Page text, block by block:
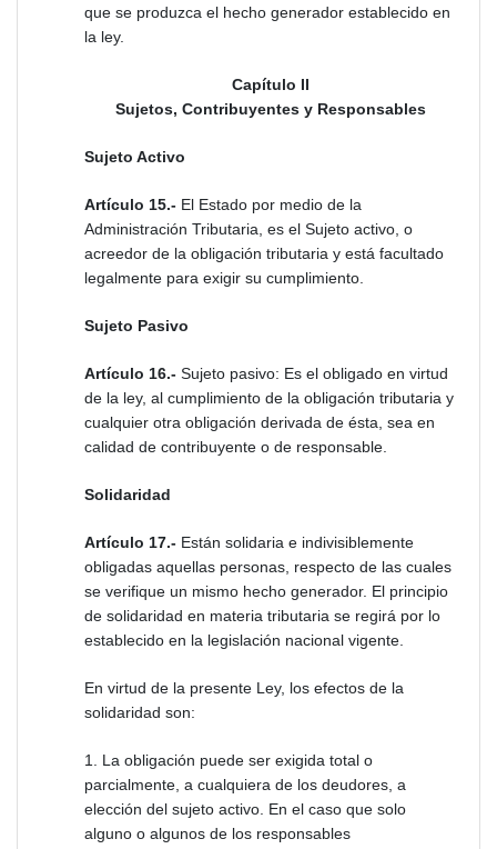
que se produzca el hecho generador establecido en
la ley.
Capítulo II
Sujetos, Contribuyentes y Responsables
Sujeto Activo
Artículo 15.- El Estado por medio de la
Administración Tributaria, es el Sujeto activo, o
acreedor de la obligación tributaria y está facultado
legalmente para exigir su cumplimiento.
Sujeto Pasivo
Artículo 16.- Sujeto pasivo: Es el obligado en virtud
de la ley, al cumplimiento de la obligación tributaria y
cualquier otra obligación derivada de ésta, sea en
calidad de contribuyente o de responsable.
Solidaridad
Artículo 17.- Están solidaria e indivisiblemente
obligadas aquellas personas, respecto de las cuales
se verifique un mismo hecho generador. El principio
de solidaridad en materia tributaria se regirá por lo
establecido en la legislación nacional vigente.
En virtud de la presente Ley, los efectos de la
solidaridad son:
1. La obligación puede ser exigida total o
parcialmente, a cualquiera de los deudores, a
elección del sujeto activo. En el caso que solo
alguno o algunos de los responsables